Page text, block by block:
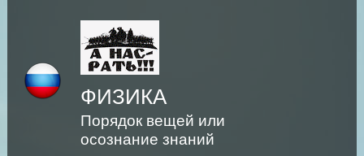
ФИЗИКА
Порядок вещей или
осознание знаний